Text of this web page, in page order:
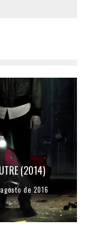
(2014)
de 2016